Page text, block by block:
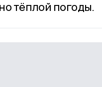
тёплой погоды.